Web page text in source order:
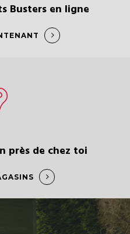
Busters en ligne
près de chez toi